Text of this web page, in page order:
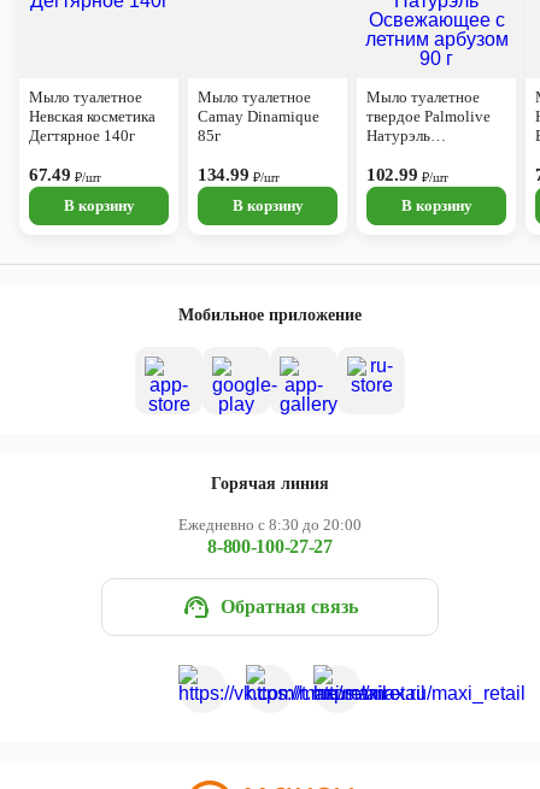
Мыло туалетное
Невская косметика
Дегтярное 140г
67.49₽/шт
В корзину
Мыло туалетное
Camay Dinamique
85г
134.99 ₽/шт
В корзину
Мыло туалетное
твердое Palmolive
Натурэль
летним арбузом 90 г
102.99 ₽/шт
В корзину
Мобильное приложение
Горячая линия
Ежедневно с 8:30 до 20:00
8-800-100-27-27
Обратная связь